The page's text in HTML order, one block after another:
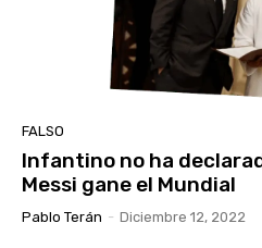
FALSO
Infantino no ha
Messi gane el Mundial
Pablo Terán - Diciembre 12, 2022